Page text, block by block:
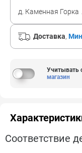
д. Каменная Горка
Доставка,
Учитывать
магазин
Соответствие